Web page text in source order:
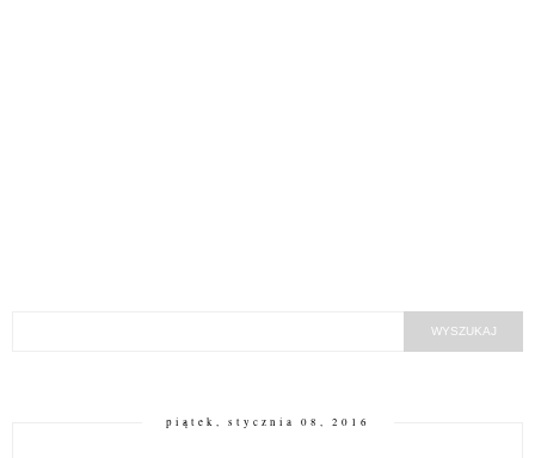
piątek, stycznia 08, 2016